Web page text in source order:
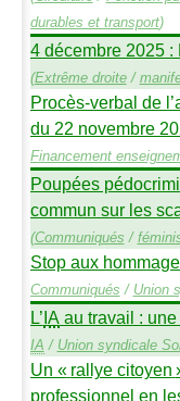
durables et transport)
4 décembre 2025
(Extrême droite/
Procès-verbal de
du 22 novembre
Financement
Poupées
commun sur les
(Communiqués /
Stop aux
Communiqués / Union
L’IA au travail :
IA / Union syndicale
Un « rallye citoyen
professionnel en